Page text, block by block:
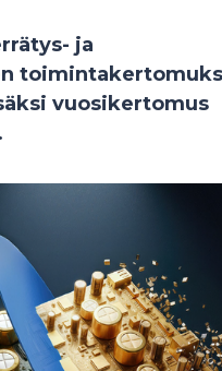
ja
vuosikertomus